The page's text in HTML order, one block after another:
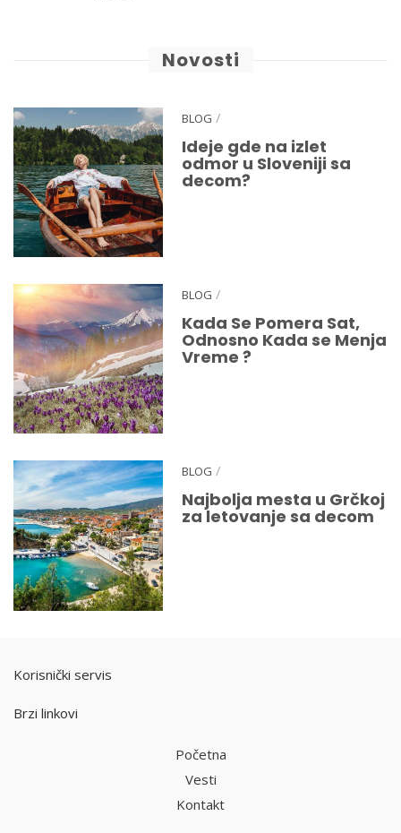
Novosti
BLOG /
Ideje gde na izlet
odmor u Sloveniji sa
decom?
BLOG /
Kada Se Pomera Sat,
Odnosno Kada se Menja
Vreme ?
BLOG /
Najbolja mesta u Grčkoj
za letovanje sa decom
Korisnički servis
Brzi linkovi
Početna
Vesti
Kontakt